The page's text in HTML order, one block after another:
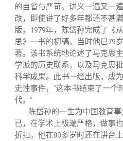
的自省与严苛。讲义一遍又一
改，即使讲了好多年都还不甚
版。
1979年，陈岱孙完成了《
思》一书的初稿，当时他已79
著。该书系统地论述了马克思
学派的历史联系，以及马克思
科学成果。此书一经出版，成
史性事件， “这本书结束了一个
代。 ”
陈岱孙的一生为中国教育
已，在学术上极端严格，做事
折扣。他在80多岁时还在讲台上